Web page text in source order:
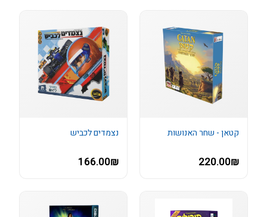
קטאן - שחר האנושות
220.00₪
נצמדים לכביש
166.00₪